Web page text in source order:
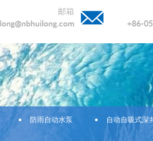
邮箱
+86-
防雨自动水泵 自动自吸式深